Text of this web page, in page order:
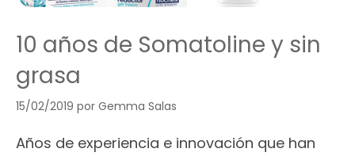
10 años de Somatoline y sin
grasa
15/02/2019 por Gemma Salas
Años de experiencia e innovación que han